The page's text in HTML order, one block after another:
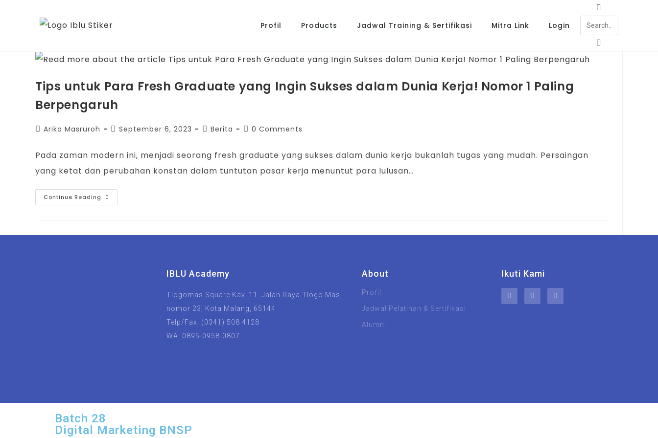
Profil Products Jadwal Training & Sertifikasi Mitra Link Login
Tips untuk Para Fresh Graduate yang Ingin Sukses dalam Dunia Kerja! Nomor 1 Paling
Berpengaruh
Arika Masruroh September 6, 2023 Berita 0 Comments
Pada zaman modern ini, menjadi seorang fresh graduate yang sukses dalam dunia kerja bukanlah tugas yang mudah. Persaingan
yang ketat dan perubahan konstan dalam tuntutan pasar kerja menuntut para lulusan…
Continue Reading
IBLU Academy
Tlogomas Square Kav. 11. Jalan Raya Tlogo Mas
nomor 23, Kota Malang, 65144
Telp/Fax. (0341) 508 4128
WA. 0895-0958-0807
About
Profil
Jadwal Pelatihan & Sertifikasi
Alumni
Ikuti Kami
Batch 28
Digital Marketing BNSP